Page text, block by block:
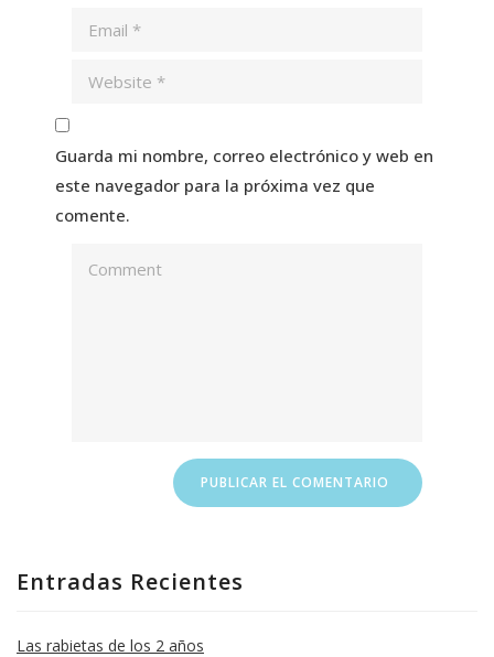
Guarda mi nombre, correo electrónico y web en
este navegador para la próxima vez que
comente.
Entradas Recientes
Las rabietas de los 2 años